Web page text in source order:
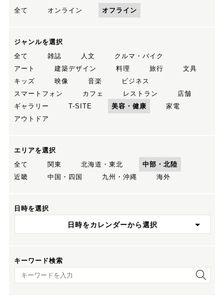
全て
オンライン オフライン
ジャンルを選択
全て
雑誌 人文
クルマ・バイク
アート
建築デザイン 料理 旅行
文具
キッズ
映像 音楽
ビジネス
スマートフォン
カフェ レストラン
店舗
ギャラリー
T-SITE 美容・健康
家電
アウトドア
エリアを選択
全て
関東 北海道・東北
中部・北陸
近畿
中国・四国 九州・沖縄 海外
日時を選択
日時をカレンダーから選択
キーワード検索
キーワード検索